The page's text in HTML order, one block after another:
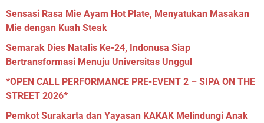
Sensasi Rasa Mie Ayam Hot Plate, Menyatukan Masakan
Mie dengan Kuah Steak
Semarak Dies Natalis Ke-24, Indonusa Siap
Bertransformasi Menuju Universitas Unggul
*OPEN CALL PERFORMANCE PRE-EVENT 2 – SIPA ON THE
STREET 2026*
Pemkot Surakarta dan Yayasan KAKAK Melindungi Anak